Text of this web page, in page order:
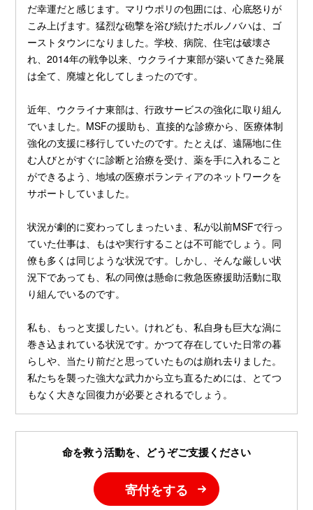
だ幸運だと感じます。マリウポリの包囲には、心底怒りが
こみ上げます。猛烈な砲撃を浴び続けたボルノバハは、ゴ
ーストタウンになりました。学校、病院、住宅は破壊さ
れ、2014年の戦争以来、ウクライナ東部が築いてきた発展
は全て、廃墟と化してしまったのです。
近年、ウクライナ東部は、行政サービスの強化に取り組ん
でいました。MSFの援助も、直接的な診療から、医療体制
強化の支援に移行していたのです。たとえば、遠隔地に住
む人びとがすぐに診断と治療を受け、薬を手に入れること
ができるよう、地域の医療ボランティアのネットワークを
サポートしていました。
状況が劇的に変わってしまったいま、私が以前MSFで行っ
ていた仕事は、もはや実行することは不可能でしょう。同
僚も多くは同じような状況です。しかし、そんな厳しい状
況下であっても、私の同僚は懸命に救急医療援助活動に取
り組んでいるのです。
私も、もっと支援したい。けれども、私自身も巨大な渦に
巻き込まれている状況です。かつて存在していた日常の暮
らしや、当たり前だと思っていたものは崩れ去りました。
私たちを襲った強大な武力から立ち直るためには、とてつ
もなく大きな回復力が必要とされるでしょう。
命を救う活動を、どうぞご支援ください
寄付をする